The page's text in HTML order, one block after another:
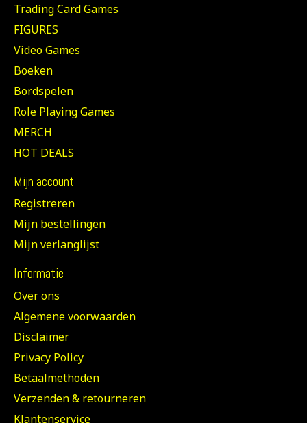
Trading Card Games
FIGURES
Video Games
Boeken
Bordspelen
Role Playing Games
MERCH
HOT DEALS
Mijn account
Registreren
Mijn bestellingen
Mijn verlanglijst
Informatie
Over ons
Algemene voorwaarden
Disclaimer
Privacy Policy
Betaalmethoden
Verzenden & retourneren
Klantenservice